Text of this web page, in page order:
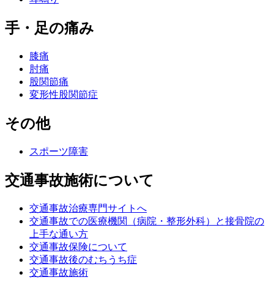
手・足の痛み
膝痛
肘痛
股関節痛
変形性股関節症
その他
スポーツ障害
交通事故施術について
交通事故治療専門サイトへ
交通事故での医療機関（病院・整形外科）と接骨院の
上手な通い方
交通事故保険について
交通事故後のむちうち症
交通事故施術